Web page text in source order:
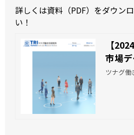
詳しくは資料（PDF）をダウン
い！
【
市場
| ツナ
ツナグ働